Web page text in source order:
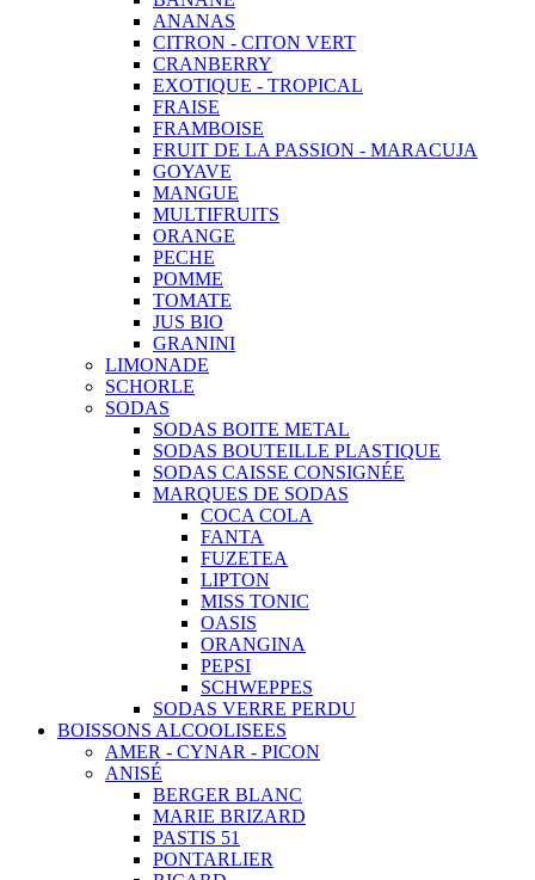
ANANAS
CITRON - CITON VERT
CRANBERRY
EXOTIQUE - TROPICAL
FRAISE
FRAMBOISE
FRUIT DE LA PASSION - MARACUJA
GOYAVE
MANGUE
MULTIFRUITS
ORANGE
PECHE
POMME
TOMATE
JUS BIO
GRANINI
LIMONADE
SCHORLE
SODAS
SODAS BOITE METAL
SODAS BOUTEILLE PLASTIQUE
SODAS CAISSE CONSIGNÉE
MARQUES DE SODAS
COCA COLA
FANTA
FUZETEA
LIPTON
MISS TONIC
OASIS
ORANGINA
PEPSI
SCHWEPPES
SODAS VERRE PERDU
BOISSONS ALCOOLISEES
AMER - CYNAR - PICON
ANISÉ
BERGER BLANC
MARIE BRIZARD
PASTIS 51
PONTARLIER